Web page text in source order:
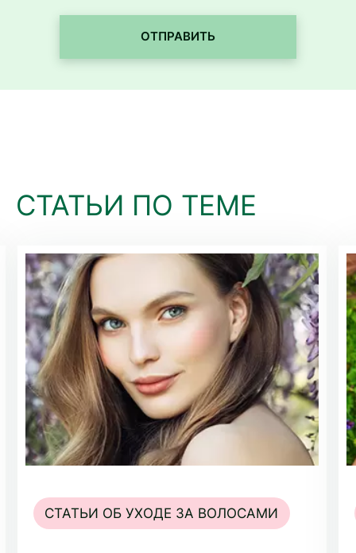
ОТПРАВИТЬ
СТАТЬИ ПО ТЕМЕ
СТАТЬИ ОБ УХОДЕ ЗА ВОЛОСАМИ